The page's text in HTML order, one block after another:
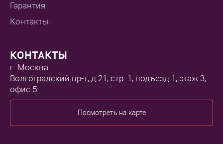
Гарантия
Контакты
КОНТАКТЫ
г. Москва
Волгоградский пр-т, д.21, стр. 1, подъезд 1, этаж 3,
офис 5
Посмотреть на карте